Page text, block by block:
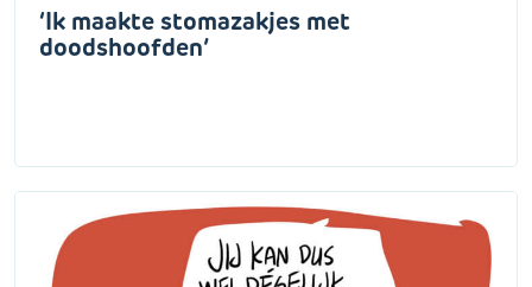
‘Ik maakte stomazakjes met
doodshoofden’